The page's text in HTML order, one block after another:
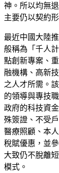
神。所以均無
主要仍以契約
最近中國大陸
般稱為「千人
點創新專案、
融機構、高新
之人才所需。
的領導與專技
政府的科技資
殊簽證、不受
醫療照顧、本
稅賦優惠，並
大致仍不脫離
模式。